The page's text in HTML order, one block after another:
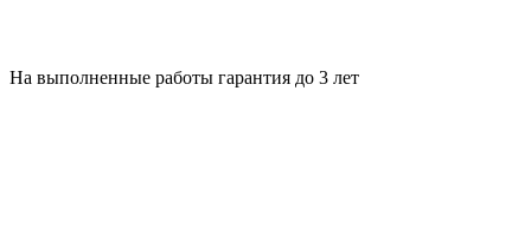
На выполненные работы гарантия до 3 лет